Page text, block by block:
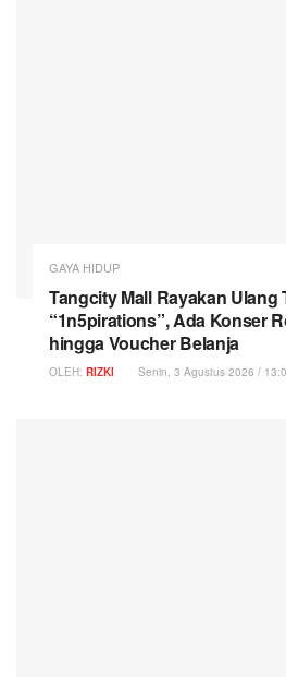
GAYA HIDUP
Tangcity Mall Rayakan Ulang
“1n5pirations”, Ada Konser
hingga Voucher Belanja
OLEH: RIZKI Senin, 3 Agustus 2026 /